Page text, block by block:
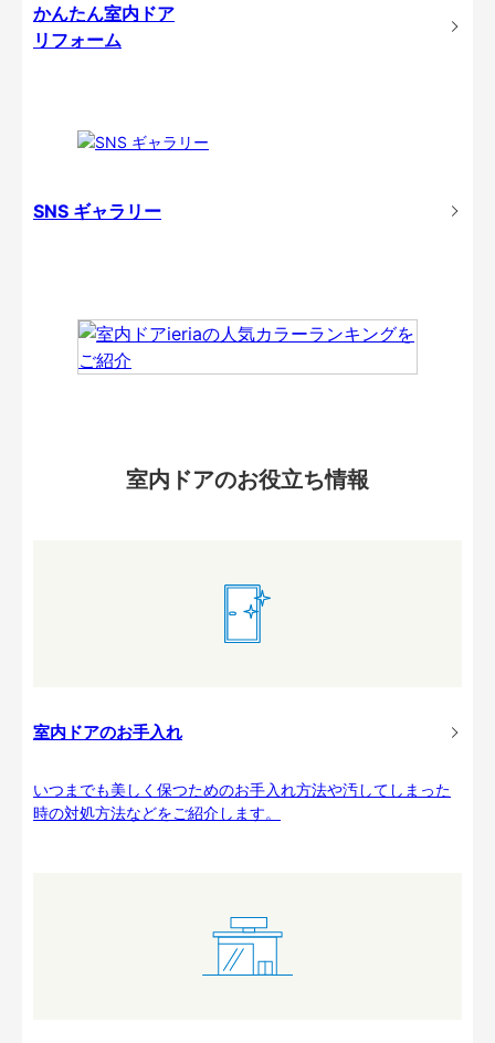
かんたん室内ドア
リフォーム
SNS ギャラリー
室内ドアのお役立ち情報
室内ドアのお手入れ
いつまでも美しく保つためのお手入れ方法や汚してしまった
時の対処方法などをご紹介します。